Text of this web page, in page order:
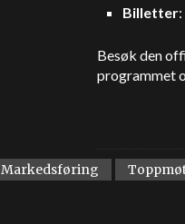
Billetter
Besøk den
programmet
Markedsføring